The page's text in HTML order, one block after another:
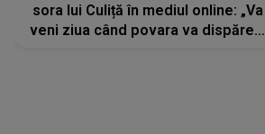
sora lui Culiță în mediul online: „Va
veni ziua când povara va dispărea,